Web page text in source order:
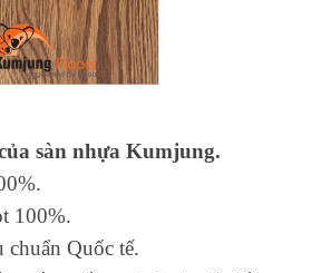
sàn nhựa Kumjung.
100%.
chuẩn Quốc tế.